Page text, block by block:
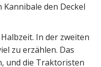
den Deckel
In der zweiten
zu erzählen. Das
und die Traktoristen